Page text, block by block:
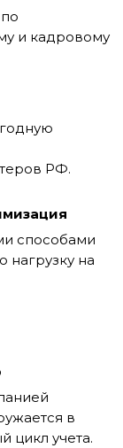
и кадровому
РФ.
способами
нагрузку на
в
цикл учета.